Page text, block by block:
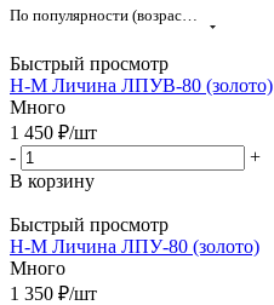
Быстрый просмотр
Н-М Личина ЛПУВ-80 (золото)
Много
1 450 ₽/шт
-
+
В корзину
Быстрый просмотр
Н-М Личина ЛПУ-80 (золото)
Много
1 350 ₽/шт